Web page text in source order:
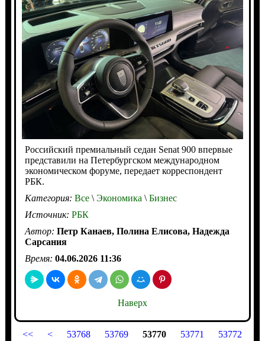
Российский премиальный седан Senat 900 впервые
представили на Петербургском международном
экономическом форуме, передает корреспондент
РБК.
Категория: Все\Экономика \Бизнес
Источник: РБК
Автор: Петр Канаев, Полина Елисова, Надежда
Сарсания
Время: 04.06.2026 11:36
Наверх
<< < 53768 53769 53770 53771 53772